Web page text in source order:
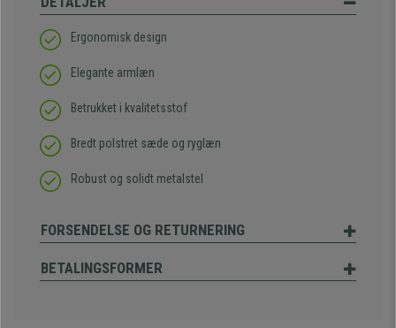
Ergonomisk design
Elegante armlæn
Betrukket i kvalitetsstof
Bredt polstret sæde og ryglæn
Robust og solidt metalstel
FORSENDELSE OG RETURNERING
BETALINGSFORMER